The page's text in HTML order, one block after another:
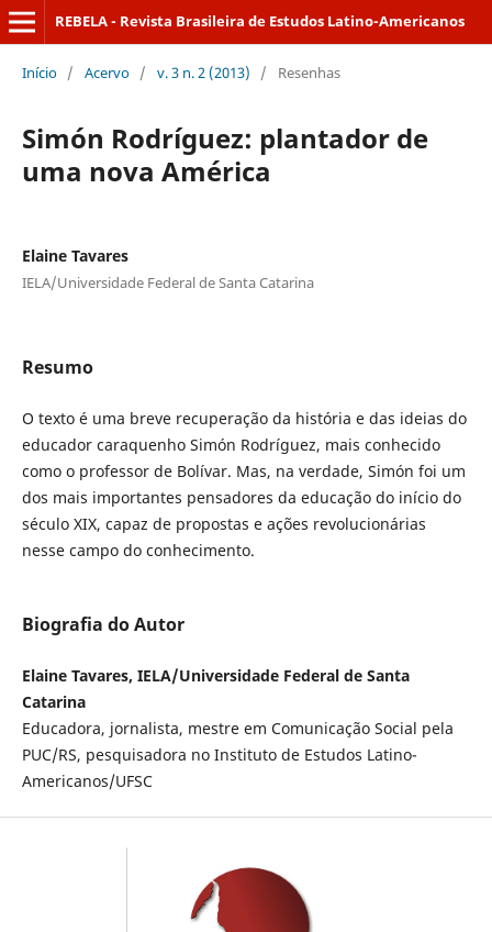
REBELA - Revista Brasileira de Estudos Latino-Americanos
Início / Acervo / v. 3 n. 2 (2013) / Resenhas
Simón Rodríguez: plantador de
uma nova América
Elaine Tavares
IELA/Universidade Federal de Santa Catarina
Resumo
O texto é uma breve recuperação da história e das ideias do
educador caraquenho Simón Rodríguez, mais conhecido
como o professor de Bolívar. Mas, na verdade, Simón foi um
dos mais importantes pensadores da educação do início do
século XIX, capaz de propostas e ações revolucionárias
nesse campo do conhecimento.
Biografia do Autor
Elaine Tavares, IELA/Universidade Federal de Santa
Catarina
Educadora, jornalista, mestre em Comunicação Social pela
PUC/RS, pesquisadora no Instituto de Estudos Latino-
Americanos/UFSC